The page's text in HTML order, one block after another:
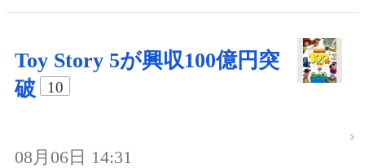
Toy Story 5が興収100億円突
破
10
08月06日 14:31